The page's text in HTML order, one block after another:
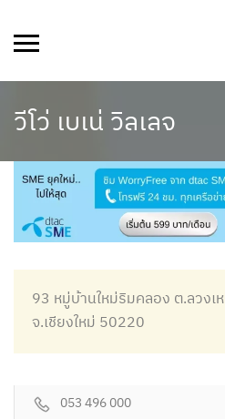
วีโว่ เบเน่ วิลเลจ
93 หมู่บ้านใหม่ริมคลอง ต.ลวงเ
จ.เชียงใหม่ 50220
053 496 000